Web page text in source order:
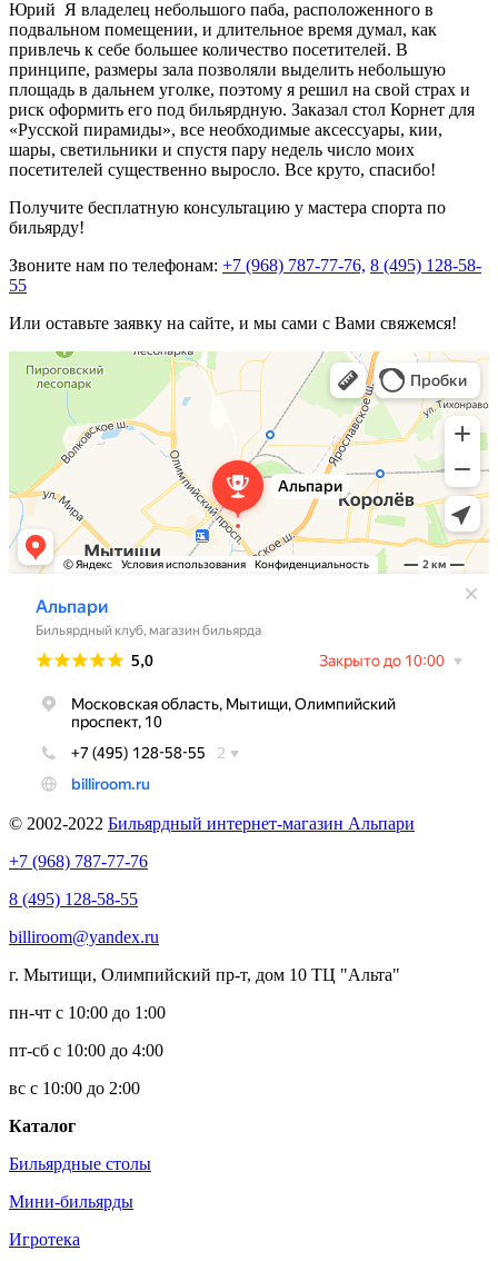
Юрий Я владелец небольшого паба, расположенного в
подвальном помещении, и длительное время думал, как
привлечь к себе большее количество посетителей. В
принципе, размеры зала позволяли выделить небольшую
площадь в дальнем уголке, поэтому я решил на свой страх и
риск оформить его под бильярдную. Заказал стол Корнет для
«Русской пирамиды», все необходимые аксессуары, кии,
шары, светильники и спустя пару недель число моих
посетителей существенно выросло. Все круто, спасибо!
Получите бесплатную консультацию у мастера спорта по
бильярду!
Звоните нам по телефонам: +7 (968) 787-77-76, 8 (495) 128-58-
55
Или оставьте заявку на сайте, и мы сами с Вами свяжемся!
© 2002-2022 Бильярдный интернет-магазин Альпари
+7 (968) 787-77-76
8 (495) 128-58-55
billiroom@yandex.ru
г. Мытищи, Олимпийский пр-т, дом 10 ТЦ "Альта"
пн-чт с 10:00 до 1:00
пт-сб с 10:00 до 4:00
вс с 10:00 до 2:00
Каталог
Бильярдные столы
Мини-бильярды
Игротека